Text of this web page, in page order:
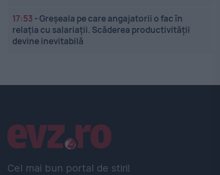
17:53 -Greșeala pe care angajatorii o fac în
relația cu salariații. Scăderea productivității
devine inevitabilă
Cel mai bun portal de stiri!
Linkuri utile